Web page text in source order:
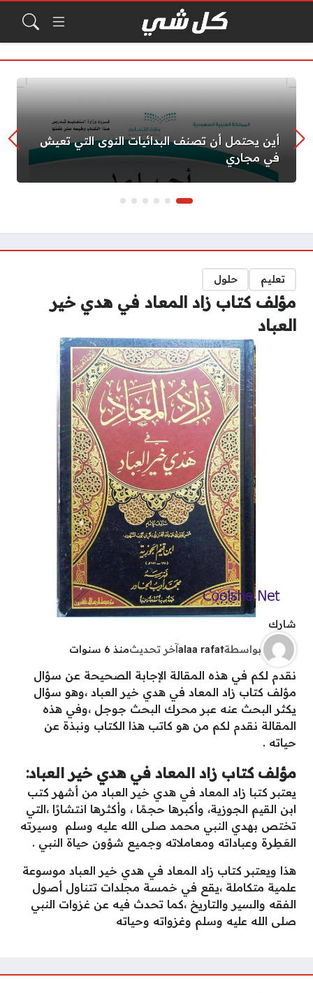
أين يحتمل أن تصنف البدائيات النوى التي تعيش
في مجاري
تعليم حلول
مؤلف كتاب زاد المعاد في هدي خير
العباد
شارك
بواسطةalaa rafatآخر تحديثمنذ 6 سنوات
نقدم لكم في هذه المقالة الإجابة الصحيحة عن سؤال
مؤلف كتاب زاد المعاد في هدي خير العباد ،وهو سؤال
يكثر البحث عنه عبر محرك البحث جوجل ،وفي هذه
المقالة نقدم لكم من هو كاتب هذا الكتاب ونبذة عن
حياته .
مؤلف كتاب زاد المعاد في هدي خير العباد:
يعتبر كتبا زاد المعاد في هدي خير العباد من أشهر كتب
ابن القيم الجوزية، وأكبرها حجمًا ، وأكثرها انتشارًا ،التي
تختص بهدي النبي محمد صلى الله عليه وسلم وسيرته
العَطِرة وعباداته ومعاملاته وجميع شؤون حياة النبي .
هذا ويعتبر كتاب زاد المعاد في هدي خير العباد موسوعة
علمية متكاملة ،يقع في خمسة مجلدات تتناول أصول
الفقه والسير والتاريخ ،كما تحدث فيه عن غزوات النبي
صلى الله عليه وسلم وغزواته وحياته